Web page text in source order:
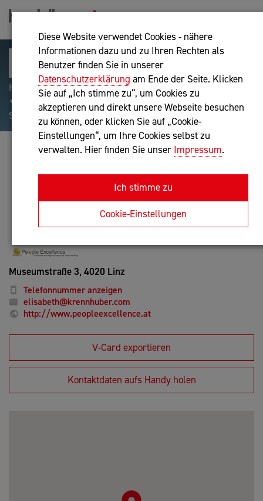
Diese Website verwendet Cookies - nähere
Informationen dazu und zu Ihren Rechten als
Benutzer finden Sie in unserer
Datenschutzerklärung am Ende der Seite. Klicken
Sie auf „Ich stimme zu“, um Cookies zu
akzeptieren und direkt unsere Webseite besuchen
zu können, oder klicken Sie auf „Cookie-
Einstellungen“, um Ihre Cookies selbst zu
verwalten. Hier finden Sie unser Impressum.
Ich stimme zu
Cookie-Einstellungen
Hilfreiche Suchparameter: Begriff einschließen:
+webshop, Begriff ausschließen: -webshop, Exakter
Suchbegriff: "internet of things"
ELISABETH KRENNHUBER E.U.
Unternehmensberatung
Anfrage oder Rückruf
Museumstraße 3, 4020 Linz
Telefonnummer anzeigen
elisabeth@krennhuber.com
http://www.peopleexcellence.at
V-Card exportieren
Kontaktdaten aufs Handy holen